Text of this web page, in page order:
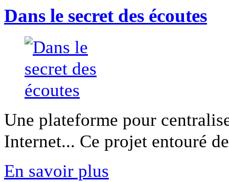
Dans le secret des écoutes
Une plateforme pour
Internet... Ce projet entouré
En savoir plus